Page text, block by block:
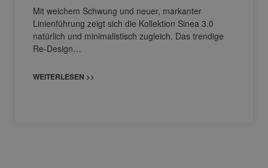
Mit weichem Schwung und neuer, markanter
Linienführung zeigt sich die Kollektion Sinea 3.0
natürlich und minimalistisch zugleich. Das trendige
Re-Design…
WEITERLESEN >>